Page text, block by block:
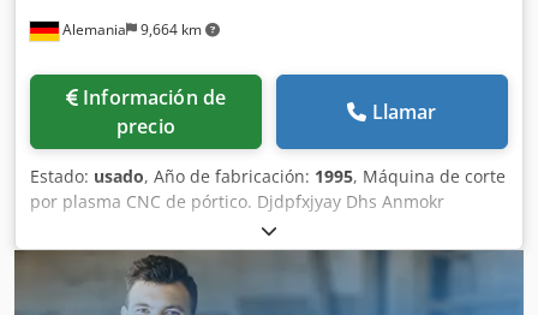
Alemania 9,664 km
Información de
precio
Llamar
Estado: usado, Año de fabricación: 1995, Máquina de corte
por plasma CNC de pórtico. Djdpfxjyay Dhs Anmokr
Fabricante: Messer Modelo: Omnimat P 7000 Año de
fabricación: 1995 Control CNC: Global Control Plus Ancho
de vía: 7.000 mm 8 sopletes oxiacetilénicos tipo ALFA 8
elevadores Omnilift 200 Sin carril de desplazamiento Sin